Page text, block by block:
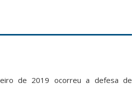
de 2019 ocorreu a defesa de